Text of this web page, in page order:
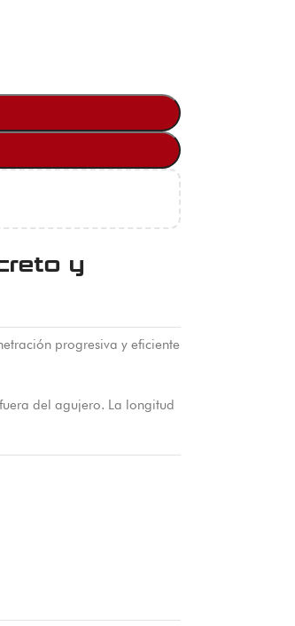
y
progresiva y eficiente
del agujero. La longitud